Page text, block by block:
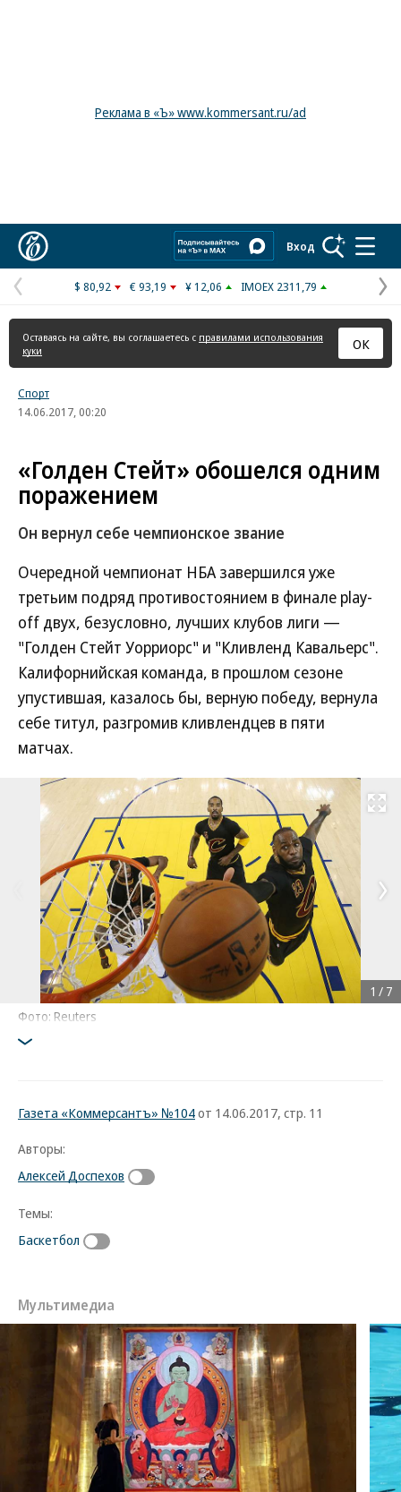
Реклама в «Ъ» www.kommersant.ru/ad
Вход
Предыдущая
страница
$ 80,92 € 93,19 ¥ 12,06 IMOEX 2311,79
Оставаясь на сайте, вы соглашаетесь с правилами использования
куки
ОК
Спорт
14.06.2017, 00:20
«Голден Стейт» обошелся одним
поражением
Он вернул себе чемпионское звание
Очередной чемпионат НБА завершился уже
третьим подряд противостоянием в финале play-
off двух, безусловно, лучших клубов лиги —
"Голден Стейт Уорриорс" и "Кливленд Кавальерс".
Калифорнийская команда, в прошлом сезоне
упустившая, казалось бы, верную победу, вернула
себе титул, разгромив кливлендцев в пяти
матчах.
Развернуть
Фото: Reuters
1 / 7
Газета «Коммерсантъ» №104от 14.06.2017, стр. 11
Авторы:
Алексей Доспехов
Темы:
Баскетбол
Мультимедиа